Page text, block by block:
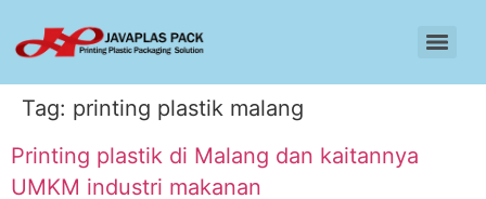
Tag: printing plastik malang
Printing plastik di Malang dan kaitannya
UMKM industri makanan